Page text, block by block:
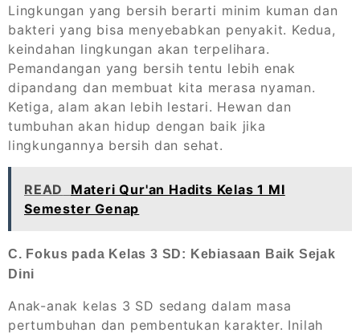
Lingkungan yang bersih berarti minim kuman dan
bakteri yang bisa menyebabkan penyakit. Kedua,
keindahan lingkungan akan terpelihara.
Pemandangan yang bersih tentu lebih enak
dipandang dan membuat kita merasa nyaman.
Ketiga, alam akan lebih lestari. Hewan dan
tumbuhan akan hidup dengan baik jika
lingkungannya bersih dan sehat.
READ
Materi Qur'an Hadits Kelas 1 MI
Semester Genap
C. Fokus pada Kelas 3 SD: Kebiasaan Baik Sejak
Dini
Anak-anak kelas 3 SD sedang dalam masa
pertumbuhan dan pembentukan karakter. Inilah